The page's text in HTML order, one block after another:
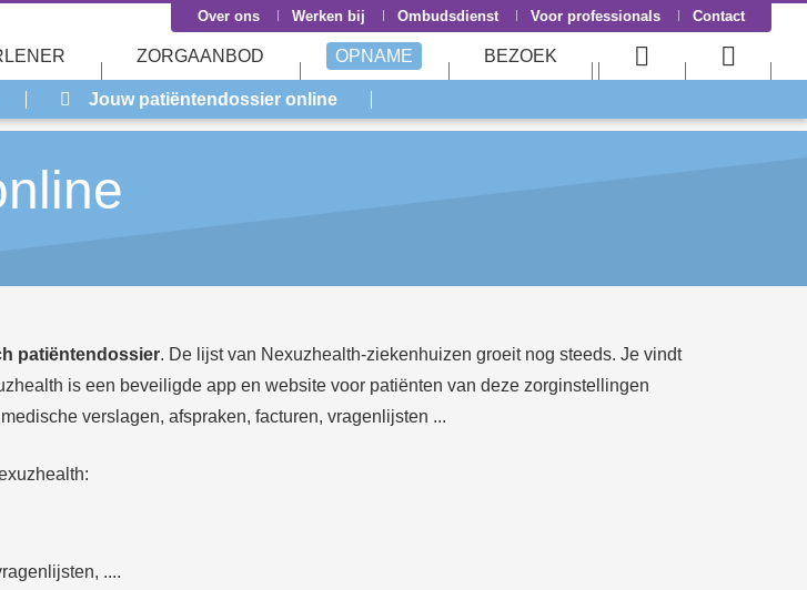
Over ons Werken bij Ombudsdienst Voor professionals Contact
ZORGAANBOD OPNAME BEZOEK
User
menu
menu
Jouw patiëntendossier online
patiëntendossier. De lijst van Nexuzhealth-ziekenhuizen groeit nog steeds. Je vindt
is een beveiligde app en website voor patiënten van deze zorginstellingen
verslagen, afspraken, facturen, vragenlijsten ...
....